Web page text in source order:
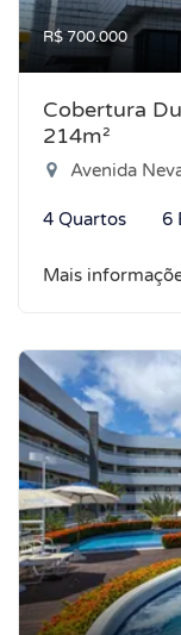
R$ 700.000
Cobertura
214m²
Avenida
4 Quartos 6
Mais